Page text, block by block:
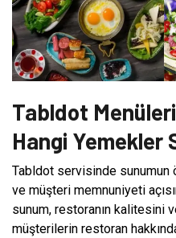
Tabldot
Hangi Yemekler
Tabldot servisinde sunumun
ve müşteri memnuniyeti
sunum, restoranın kalitesini
müşterilerin restoran